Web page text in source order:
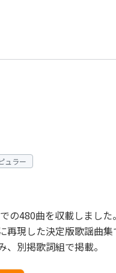
ュラー
の480曲を収載しました
再現した決定版歌謡曲
別掲歌詞組で掲載。